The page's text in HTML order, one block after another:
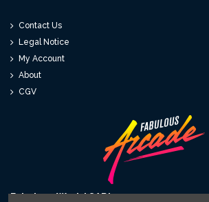
Contact Us
Legal Notice
My Account
About
CGV
Fabulous World SARL